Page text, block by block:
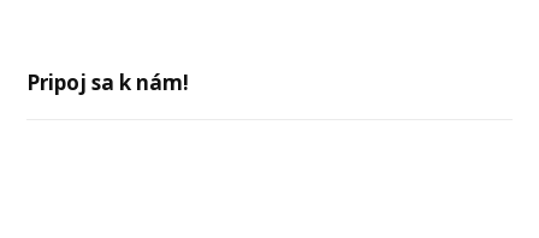
Pripoj sa k nám!